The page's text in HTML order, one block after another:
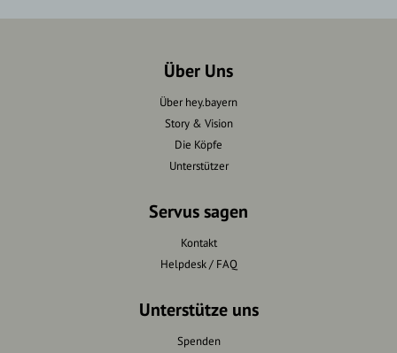
Über Uns
Über hey.bayern
Story & Vision
Die Köpfe
Unterstützer
Servus sagen
Kontakt
Helpdesk / FAQ
Unterstütze uns
Spenden